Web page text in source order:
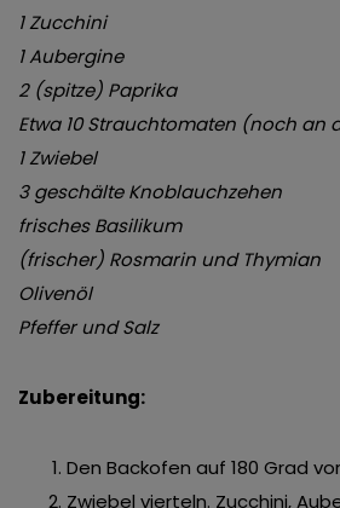
1 Zucchini
1 Aubergine
2 (spitze) Paprika
Etwa 10 Strauchtomaten (noch an
1 Zwiebel
3 geschälte Knoblauchzehen
frisches Basilikum
(frischer) Rosmarin und Thymian
Olivenöl
Pfeffer und Salz
Zubereitung:
Den Backofen auf 180 Grad
Zwiebel vierteln. Zucchini,